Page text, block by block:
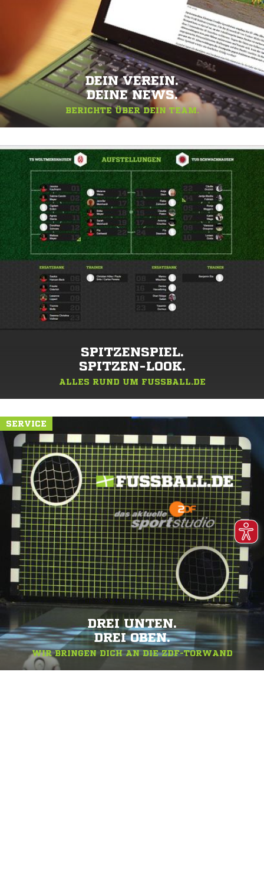
DEIN VEREIN.
DEINE NEWS.
BERICHTE ÜBER DEIN TEAM.
SPITZENSPIEL.
SPITZEN-LOOK.
ALLES RUND UM FUSSBALL.DE
SERVICE
DREI UNTEN.
DREI OBEN.
WIR BRINGEN DICH AN DIE ZDF-TORWAND